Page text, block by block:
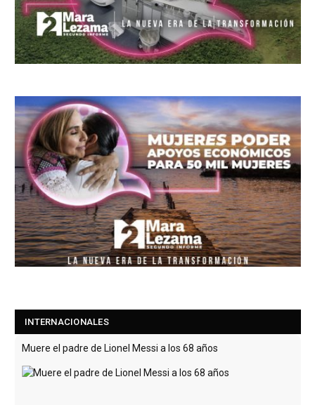
INTERNACIONALES
Muere el padre de Lionel Messi a los 68 años